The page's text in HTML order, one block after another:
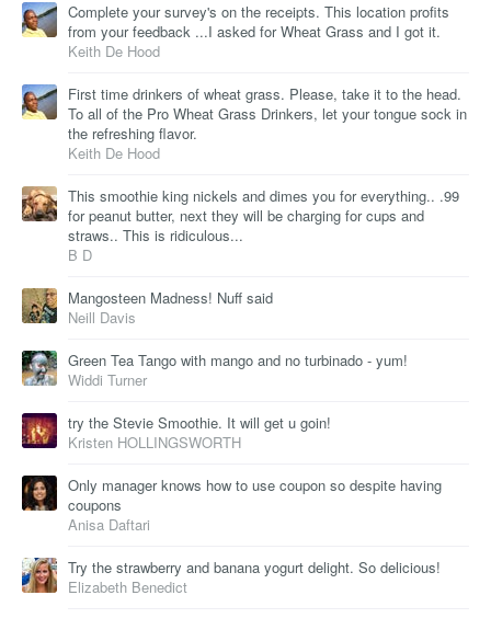
Complete your survey's on the receipts. This location profits
from your feedback ...I asked for Wheat Grass and I got it.
Keith De Hood
First time drinkers of wheat grass. Please, take it to the head.
To all of the Pro Wheat Grass Drinkers, let your tongue sock in
the refreshing flavor.
Keith De Hood
This smoothie king nickels and dimes you for everything.. .99
for peanut butter, next they will be charging for cups and
straws.. This is ridiculous...
B D
Mangosteen Madness! Nuff said
Neill Davis
Green Tea Tango with mango and no turbinado - yum!
Widdi Turner
try the Stevie Smoothie. It will get u goin!
Kristen HOLLINGSWORTH
Only manager knows how to use coupon so despite having
coupons
Anisa Daftari
Try the strawberry and banana yogurt delight. So delicious!
Elizabeth Benedict